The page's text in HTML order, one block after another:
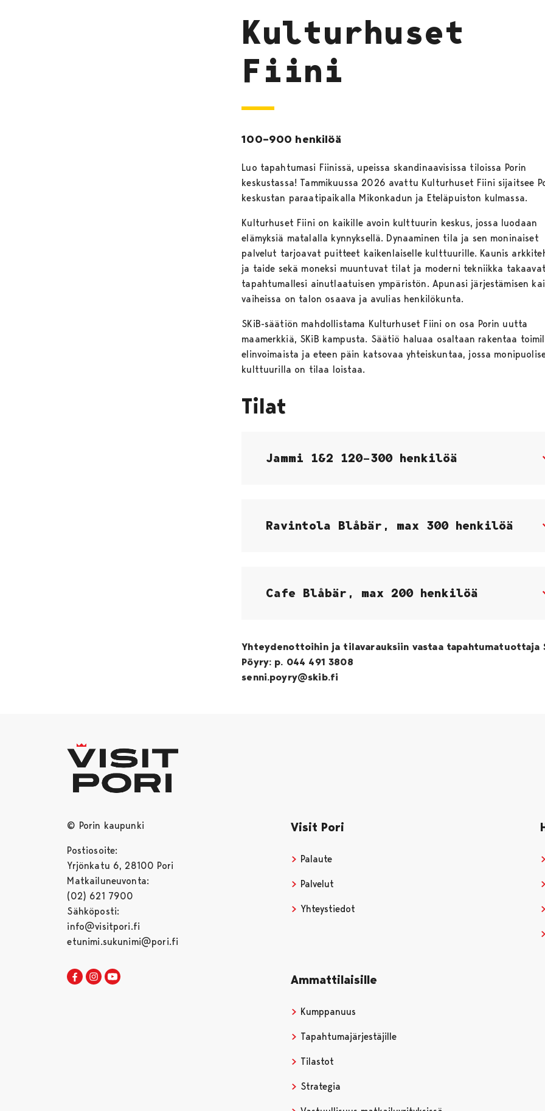
Kulturhuset
Fiini
100–900 henkilöä
Luo tapahtumasi Fiinissä, upeissa skandinaavisissa tiloissa Porin
keskustassa! Tammikuussa 2026 avattu Kulturhuset Fiini sijaitsee
keskustan paraatipaikalla Mikonkadun ja Eteläpuiston kulmassa.
Kulturhuset Fiini on kaikille avoin kulttuurin keskus, jossa luodaan
elämyksiä matalalla kynnyksellä. Dynaaminen tila ja sen moninaiset
palvelut tarjoavat puitteet kaikenlaiselle kulttuurille. Kaunis
ja taide sekä moneksi muuntuvat tilat ja moderni tekniikka takaavat
tapahtumallesi ainutlaatuisen ympäristön. Apunasi järjestämisen
vaiheissa on talon osaava ja avulias henkilökunta.
SKiB-säätiön mahdollistama Kulturhuset Fiini on osa Porin uutta
maamerkkiä, SKiB kampusta. Säätiö haluaa osaltaan rakentaa
elinvoimaista ja eteen päin katsovaa yhteiskuntaa, jossa
kulttuurilla on tilaa loistaa.
Tilat
Jammi 1&2 120–300 henkilöä
Ravintola Blåbär, max 300 henkilöä
Cafe Blåbär, max 200 henkilöä
Yhteydenottoihin ja tilavarauksiin vastaa tapahtumatuottaja
Pöyry: p. 044 491 3808
senni.poyry@skib.fi
© Porin kaupunki
Postiosoite:
Yrjönkatu 6, 28100 Pori
Matkailuneuvonta:
(02) 621 7900
Sähköposti:
info@visitpori.fi
etunimi.sukunimi@pori.fi
Visit Pori Facebookissa
Avautuu uudessa välilehdessä
Visit Pori Instagrammissa
Avautuu uudessa välilehdessä
Visit Pori
Palaute
Palvelut
Yhteystiedot
Ammattilaisille
Kumppanuus
Tapahtumajärjestäjille
Tilastot
Strategia